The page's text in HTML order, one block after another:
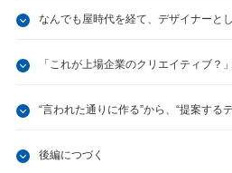
なんでも屋時代を経て、デザイナーと
「これが上場企業のクリエイティブ？
“言われた通りに作る”から、“提案する
後編につづく